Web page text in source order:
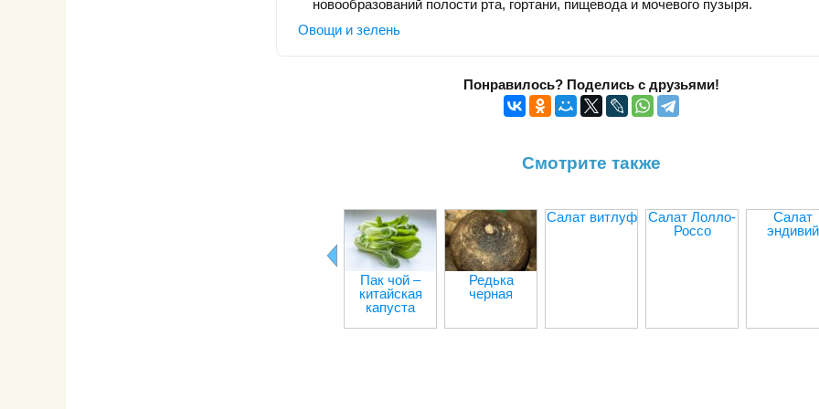
новообразований полости рта, гортани, пищевода и мочевого пузыря.
Овощи и зелень
Понравилось? Поделись с друзьями!
Смотрите также
Пак чой –
китайская
капуста
Редька
черная
Салат витлуф
Салат Лолло-
Россо
Салат
эндивий